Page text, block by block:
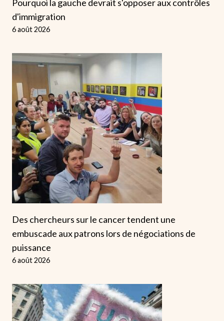
Pourquoi la gauche devrait s'opposer aux contrôles
d'immigration
6 août 2026
Des chercheurs sur le cancer tendent une
embuscade aux patrons lors de négociations de
puissance
6 août 2026